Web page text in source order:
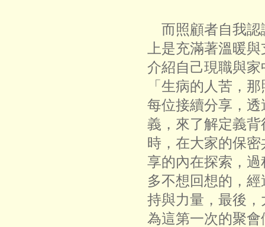
而照顧者自我認
上是充滿著溫暖
介紹自己現職與
「生病的人苦，
每位接續分享，
義，來了解定義
時，在大家的保
享的內在探索，
多不想回想的，
持與力量，最後
為這第一次的聚